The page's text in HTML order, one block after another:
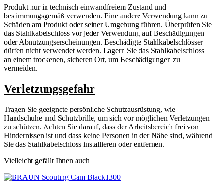
Produkt nur in technisch einwandfreiem Zustand und
bestimmungsgemäß verwenden. Eine andere Verwendung kann zu
Schäden am Produkt oder seiner Umgebung führen. Überprüfen Sie
das Stahlkabelschloss vor jeder Verwendung auf Beschädigungen
oder Abnutzungserscheinungen. Beschädigte Stahlkabelschlösser
dürfen nicht verwendet werden. Lagern Sie das Stahlkabelschloss
an einem trockenen, sicheren Ort, um Beschädigungen zu
vermeiden.
Verletzungsgefahr
Tragen Sie geeignete persönliche Schutzausrüstung, wie
Handschuhe und Schutzbrille, um sich vor möglichen Verletzungen
zu schützen. Achten Sie darauf, dass der Arbeitsbereich frei von
Hindernissen ist und dass keine Personen in der Nähe sind, während
Sie das Stahlkabelschloss installieren oder entfernen.
Vielleicht gefällt Ihnen auch